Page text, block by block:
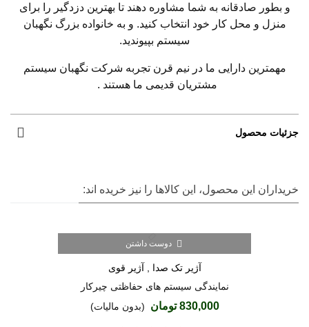
و بطور صادقانه به شما مشاوره دهند تا بهترین دزدگیر را برای
منزل و محل کار خود انتخاب کنید. و به خانواده بزرگ نگهبان
سیستم بپیوندید.
مهمترین دارایی ما در نیم قرن تجربه شرکت نگهبان سیستم
مشتریان قدیمی ما هستند .
جزئیات محصول
خریداران این محصول، این کالاها را نیز خریده اند:
دوست داشتن
آژیر تک صدا , آژیر قوی
نمایندگی سیستم های حفاظتی چیرکار
830,000 تومان (بدون مالیات)